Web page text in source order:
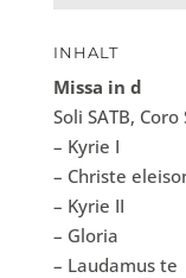
INHALT
Missa in d
Soli SATB, Coro
– Kyrie I
– Christe
– Kyrie II
– Gloria
– Laudamus te